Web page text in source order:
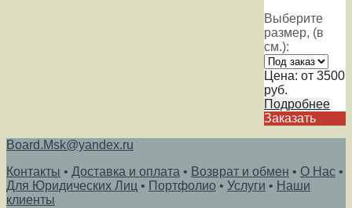
Выберите
размер, (в
см.):
Цена: от 3500
руб.
Подробнее
Заказать
Board.Msk@yandex.ru
Контакты • Доставка и оплата • Возврат и обмен • О Нас •
Для Юридических Лиц • Портфолио • Услуги • Наши
клиенты